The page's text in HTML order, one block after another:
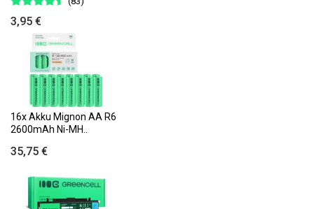
3,95 €
16x Akku Mignon AA R6
2600mAh Ni-MH..
35,75 €